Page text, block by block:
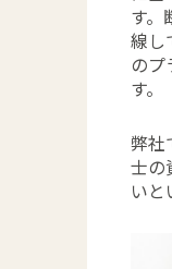
す。
線し
の
弊社
士の
いと